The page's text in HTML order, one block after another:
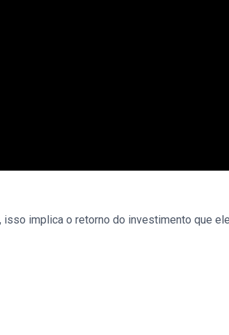
implica o retorno do investimento que